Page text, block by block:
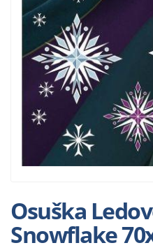
Osuška
Snowflake